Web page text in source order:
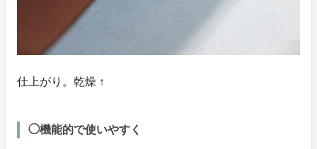
仕上がり。乾燥 ↑
◯機能的で使いやすく